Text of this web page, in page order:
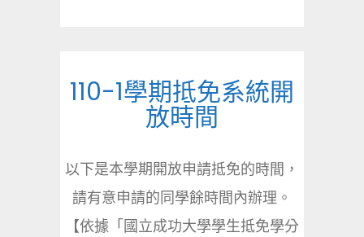
110-1學期抵免系統開
放時間
以下是本學期開放申請抵免的時間，
請有意申請的同學餘時間內辦理。
【依據「國立成功大學學生抵免學分